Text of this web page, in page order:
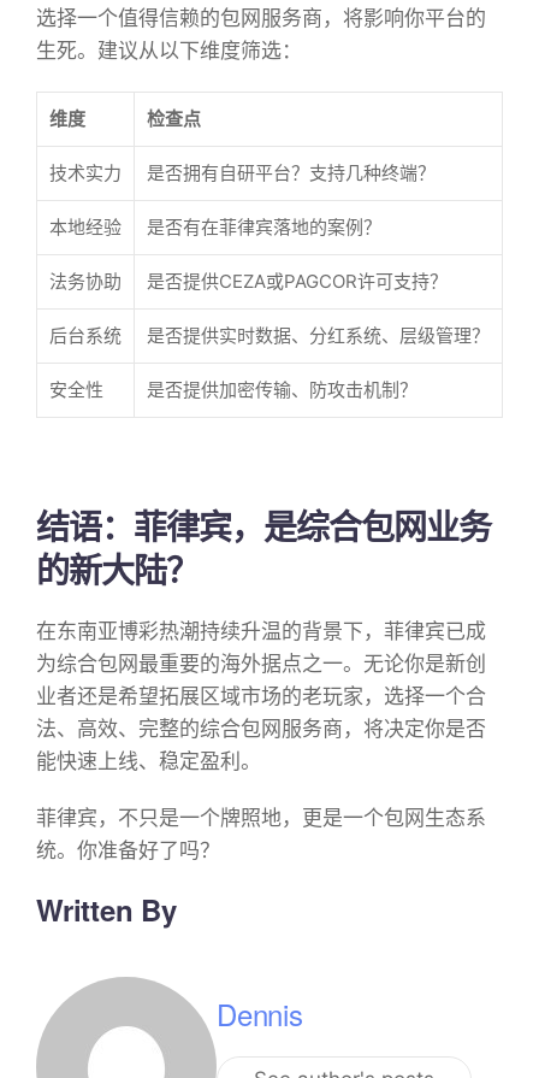
选择一个值得信赖的包网服务商，将影响你平台的
生死。建议从以下维度筛选：
维度 检查点
技术实力 是否拥有自研平台？支持几种终端？
本地经验 是否有在菲律宾落地的案例？
法务协助 是否提供CEZA或PAGCOR许可支持？
后台系统 是否提供实时数据、分红系统、层级管理？
安全性 是否提供加密传输、防攻击机制？
结语：菲律宾，是综合包网业务
的新大陆？
在东南亚博彩热潮持续升温的背景下，菲律宾已成
为综合包网最重要的海外据点之一。无论你是新创
业者还是希望拓展区域市场的老玩家，选择一个合
法、高效、完整的综合包网服务商，将决定你是否
能快速上线、稳定盈利。
菲律宾，不只是一个牌照地，更是一个包网生态系
统。你准备好了吗？
Written By
Dennis